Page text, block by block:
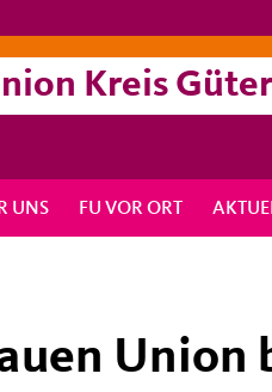
Kreis
UNS FU VOR ORT
Union